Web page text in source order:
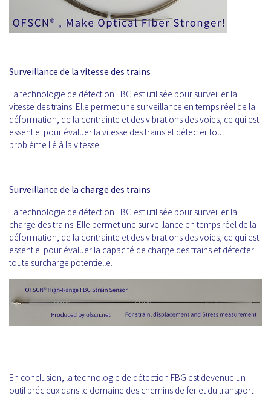
Surveillance de la vitesse des trains
La technologie de détection FBG est utilisée pour surveiller la
vitesse des trains. Elle permet une surveillance en temps réel de la
déformation, de la contrainte et des vibrations des voies, ce qui est
essentiel pour évaluer la vitesse des trains et détecter tout
problème lié à la vitesse.
Surveillance de la charge des trains
La technologie de détection FBG est utilisée pour surveiller la
charge des trains. Elle permet une surveillance en temps réel de la
déformation, de la contrainte et des vibrations des voies, ce qui est
essentiel pour évaluer la capacité de charge des trains et détecter
toute surcharge potentielle.
En conclusion, la technologie de détection FBG est devenue un
outil précieux dans le domaine des chemins de fer et du transport